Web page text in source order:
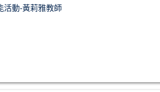
活動-黃莉雅教師